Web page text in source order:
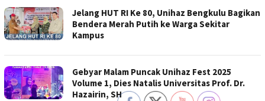
Jelang HUT RI Ke 80, Unihaz Bengkulu Bagikan
Bendera Merah Putih ke Warga Sekitar
Kampus
Gebyar Malam Puncak Unihaz Fest 2025
Volume 1, Dies Natalis Universitas Prof. Dr.
Hazairin, SH